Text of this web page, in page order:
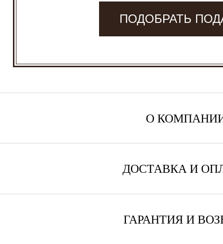
ПОДОБРАТЬ
О
ДОСТАВКА И
ГАРАНТИЯ И